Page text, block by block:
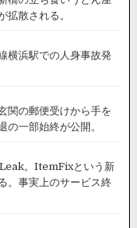
拡散される。
横浜駅での人身事故発
関の郵便受けから手を
の一部始終が公開。
。ItemFixという新
。事実上のサービス終